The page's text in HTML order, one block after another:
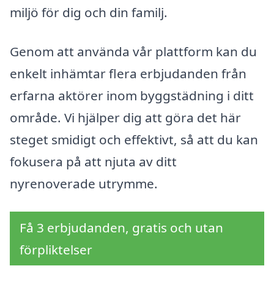
miljö för dig och din familj.
Genom att använda vår plattform kan du
enkelt inhämtar flera erbjudanden från
erfarna aktörer inom byggstädning i ditt
område. Vi hjälper dig att göra det här
steget smidigt och effektivt, så att du kan
fokusera på att njuta av ditt
nyrenoverade utrymme.
Få 3 erbjudanden, gratis och utan
förpliktelser